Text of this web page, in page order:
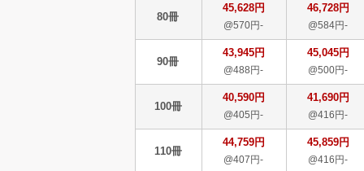
80冊
45,628円
@570円-
46,728円
@584円-
90冊
43,945円
@488円-
45,045円
@500円-
100冊
40,590円
@405円-
41,690円
@416円-
110冊
44,759円
@407円-
45,859円
@416円-